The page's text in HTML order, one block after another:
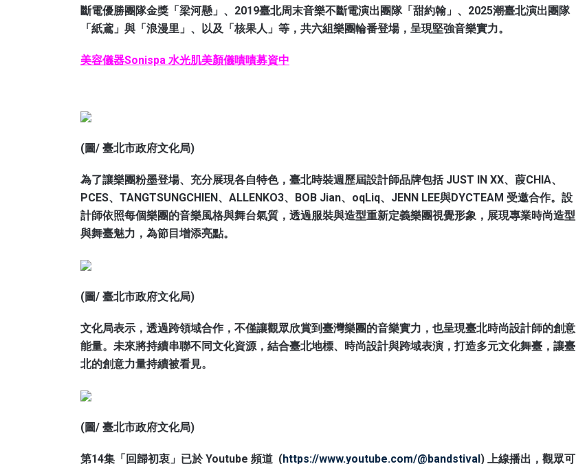
斷電優勝團隊金獎「梁河懸」、2019臺北周末音樂不斷電演出團隊「甜約翰」、2025潮臺北演出團隊
「紙鳶」與「浪漫里」、以及「核果人」等，共六組樂團輪番登場，呈現堅強音樂實力。
美容儀器Sonispa 水光肌美顏儀嘖嘖募資中
(圖/ 臺北市政府文化局)
為了讓樂團粉墨登場、充分展現各自特色，臺北時裝週歷屆設計師品牌包括 JUST IN XX、葭CHIA、
PCES、TANGTSUNGCHIEN、ALLENKO3、BOB Jian、oqLiq、JENN LEE與DYCTEAM 受邀合作。設
計師依照每個樂團的音樂風格與舞台氣質，透過服裝與造型重新定義樂團視覺形象，展現專業時尚造型
與舞臺魅力，為節目增添亮點。
(圖/ 臺北市政府文化局)
文化局表示，透過跨領域合作，不僅讓觀眾欣賞到臺灣樂團的音樂實力，也呈現臺北時尚設計師的創意
能量。未來將持續串聯不同文化資源，結合臺北地標、時尚設計與跨域表演，打造多元文化舞臺，讓臺
北的創意力量持續被看見。
(圖/ 臺北市政府文化局)
第14集「回歸初衷」已於 Youtube 頻道 (https://www.youtube.com/@bandstival)
上線播出，觀眾可